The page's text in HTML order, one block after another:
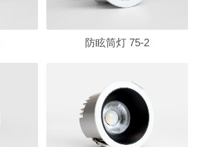
防眩筒灯 75-2